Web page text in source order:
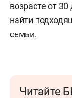
возрасте от
найти
семьи.
Читайте